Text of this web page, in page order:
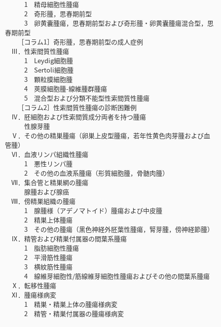
1 精母細胞性腫瘍
2 奇形腫，思春期前型
3 卵黄囊腫瘍，思春期前型および奇形腫・卵黄囊腫瘍混合型，思
春期前型
［コラム1］奇形腫，思春期前型の成人症例
Ⅲ．性索間質性腫瘍
1 Leydig細胞腫
2 Sertoli細胞腫
3 顆粒膜細胞腫
4 莢膜細胞腫-線維腫群腫瘍
5 混合型および分類不能型性索間質性腫瘍
［コラム2］性索間質性腫瘍の診断困難例
Ⅳ．胚細胞および性索間質成分両者を持つ腫瘍
性腺芽腫
Ⅴ．その他の精巣腫瘍（卵巣上皮型腫瘍，若年性黄色肉芽腫および血
管腫）
Ⅵ．血液リンパ組織性腫瘍
1 悪性リンパ腫
2 その他の血液系腫瘍（形質細胞腫，骨髄肉腫）
Ⅶ．集合管と精巣網の腫瘍
腺腫および腺癌
Ⅷ．傍精巣組織の腫瘍
1 腺腫様（アデノマトイド）腫瘍および中皮腫
2 精巣上体腫瘍
3 その他の腫瘍（黒色神経外胚葉性腫瘍，腎芽腫，傍神経節腫）
Ⅸ．精管および精巣付属器の間葉系腫瘍
1 脂肪細胞性腫瘍
2 平滑筋性腫瘍
3 横紋筋性腫瘍
4 線維芽細胞性/筋線維芽細胞性腫瘍およびその他の間葉系腫瘍
Ⅹ．転移性腫瘍
Ⅺ．腫瘍様病変
1 精巣・精巣上体の腫瘍様病変
2 精管・精巣付属器の腫瘍様病変